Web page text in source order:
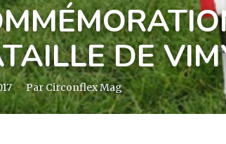
DE
· Par Circonflex Mag